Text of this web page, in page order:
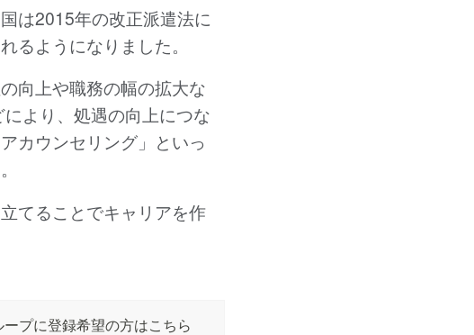
は2015年の改正派遣法に
るようになりました。
向上や職務の幅の拡大な
より、処遇の向上につな
カウンセリング」といっ
てることでキャリアを作
プに登録希望の方はこちら